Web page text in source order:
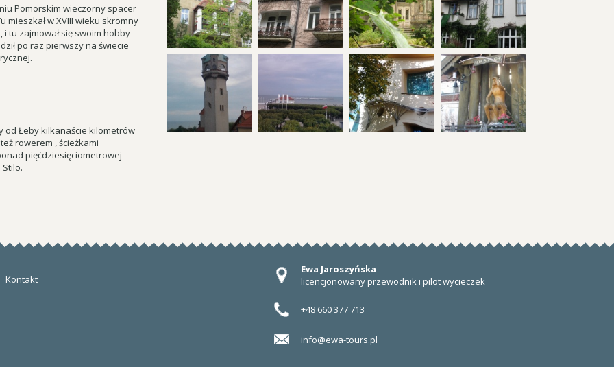
Pomorskim wieczorny spacer
mieszkał w XVIII wieku skromny
tu zajmował się swoim hobby -
po raz pierwszy na świecie
od Łeby kilkanaście kilometrów
rowerem , ścieżkami
pięćdziesięciometrowej
Kontakt
Ewa Jaroszyńska
licencjonowany przewodnik i pilot wycieczek
+48 660 377 713
info@ewa-tours.pl